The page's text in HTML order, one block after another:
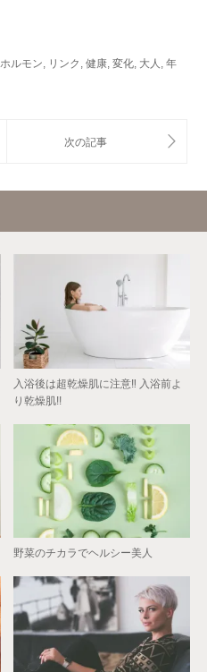
ホルモン リンク 健康 変化 大人
年
入浴後は超乾燥肌に注意‼︎ 入浴前よ
り乾燥肌!!
野菜のチカラでヘルシー美人